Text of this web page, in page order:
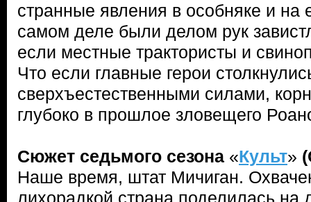
странные явления в особняке и на
самом деле были делом рук
если местные трактористы и
Что если главные герои
сверхъестественными силами,
глубоко в прошлое зловещего
Сюжет седьмого сезона «Культ»
Наше время, штат Мичиган.
лихорадкой страна поделилась